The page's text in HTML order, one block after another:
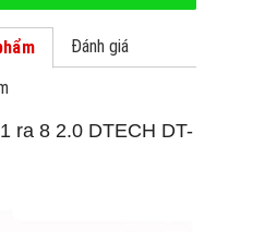
Đánh giá
ra 8 2.0 DTECH DT-